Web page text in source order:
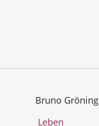
Bruno Gröning
Leben